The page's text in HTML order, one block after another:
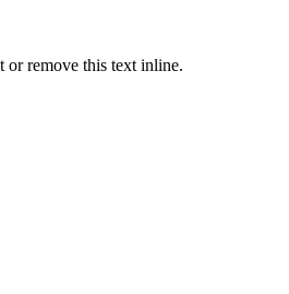
or remove this text inline.